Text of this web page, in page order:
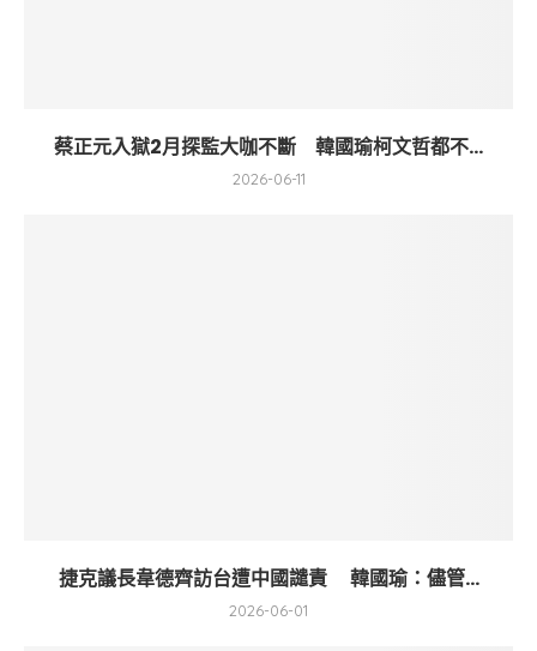
蔡正元入獄2月探監大咖不斷 韓國瑜柯文哲都不...
2026-06-11
捷克議長韋德齊訪台遭中國譴責 韓國瑜：儘管...
2026-06-01